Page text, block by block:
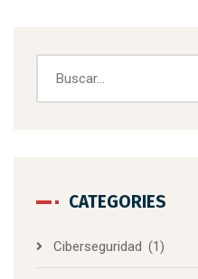
CATEGORIES
Ciberseguridad (1)